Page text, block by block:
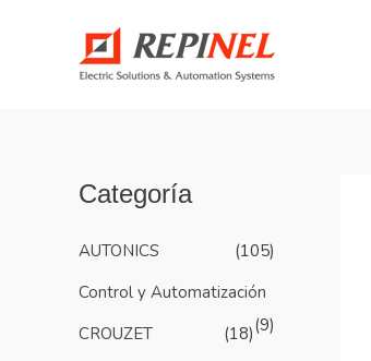
Categoría
AUTONICS
(105)
Control y Automatización
(9)
CROUZET
(18)